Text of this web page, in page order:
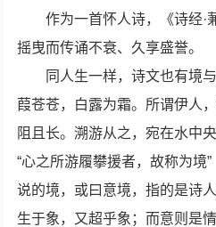
作为一首怀人诗，《诗经·
摇曳而传诵不衰、久享盛誉。
同人生一样，诗文也有境
葭苍苍，白露为霜。所谓伊人
阻且长。溯游从之，宛在水中
“心之所游履攀援者，故称为境
说的境，或曰意境，指的是诗
生于象，又超乎象；而意则是